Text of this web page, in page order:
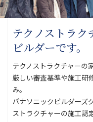
テクノストラク
ビルダーです。
テクノストラクチャーの
厳しい審査基準や施工研
み。
パナソニックビルダーズ
ストラクチャーの施工認